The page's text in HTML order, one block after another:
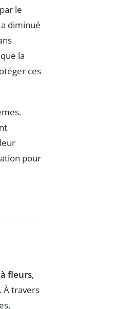
le
diminué
la
ces
pour
fleurs,
À travers